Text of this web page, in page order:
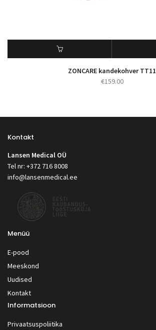
ZONCARE kandekohver TT11
€159.00
Kontakt
Lansen Medical OÜ
Tel nr: +372 716 8008
info@lansenmedical.ee
Menüü
E-pood
Meeskond
Uudised
Kontakt
Informatsioon
Privaatsuspoliitika